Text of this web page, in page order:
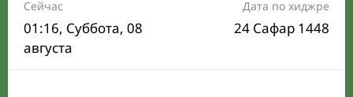
Время Сухура и Ифтара на сегодня
Календарь рамадана
Сейчас
01:16, Суббота, 08
августа
Дата по хиджре
24 Сафар 1448